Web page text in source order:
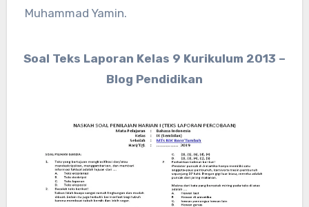
Muhammad Yamin.
Soal Teks Laporan Kelas 9 Kurikulum 2013 –
Blog Pendidikan